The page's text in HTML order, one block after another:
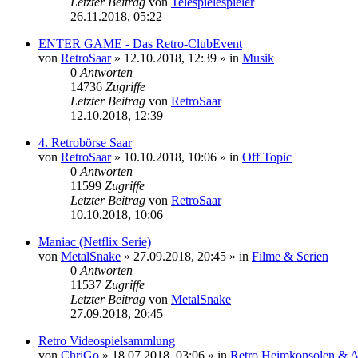
26.11.2018, 05:22
ENTER GAME - Das Retro-ClubEvent
von RetroSaar» 12.10.2018, 12:39 » in Musik
0Antworten
14736 Zugriffe
Letzter Beitrag von RetroSaar
12.10.2018, 12:39
4. Retrobörse Saar
von RetroSaar» 10.10.2018, 10:06 » in Off Topic
0Antworten
11599 Zugriffe
Letzter Beitrag von RetroSaar
10.10.2018, 10:06
Maniac (Netflix Serie)
von MetalSnake » 27.09.2018, 20:45 » in Filme & Serien
0Antworten
11537 Zugriffe
Letzter Beitrag von MetalSnake
27.09.2018, 20:45
Retro Videospielsammlung